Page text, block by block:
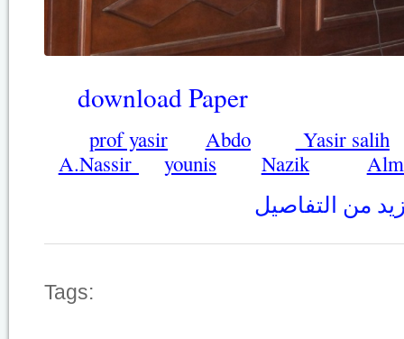
download Paper
prof yasir Abdo
Yasir salih
A.Nassir
younis Nazik
من التفاصيل
Tags: